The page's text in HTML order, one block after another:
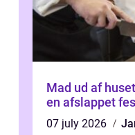
Mad ud af
en afslappet
07 july 2026